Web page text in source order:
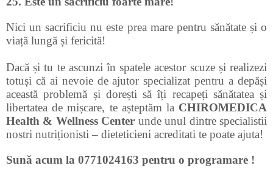
Nici un sacrificiu nu este prea mare pentru sănătate și o
viață lungă și fericită!
Dacă și tu te ascunzi în spatele acestor scuze și realizezi
totuși că ai nevoie de ajutor specializat pentru a depăși
această problemă și dorești să îți recapeți sănătatea și
libertatea de mișcare, te așteptăm la CHIROMEDICA
Health & Wellness Center unde unul dintre specialistii
nostri nutriționisti – dieteticieni acreditati te poate ajuta!
Sună acum la 0771024163 pentru o programare !